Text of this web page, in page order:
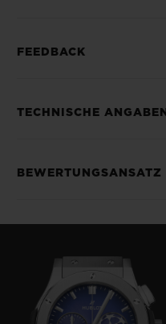
FEEDBACK
TECHNISCHE ANGABEN
BEWERTUNGSANSATZ